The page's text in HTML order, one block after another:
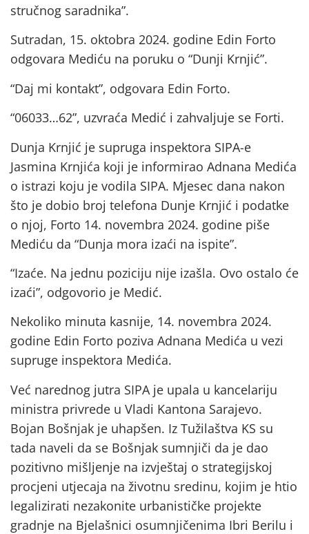
stručnog saradnika”.
Sutradan, 15. oktobra 2024. godine Edin Forto
odgovara Mediću na poruku o “Dunji Krnjić”.
“Daj mi kontakt”, odgovara Edin Forto.
“06033…62”, uzvraća Medić i zahvaljuje se Forti.
Dunja Krnjić je supruga inspektora SIPA-e
Jasmina Krnjića koji je informirao Adnana Medića
o istrazi koju je vodila SIPA. Mjesec dana nakon
što je dobio broj telefona Dunje Krnjić i podatke
o njoj, Forto 14. novembra 2024. godine piše
Mediću da “Dunja mora izaći na ispite”.
“Izaće. Na jednu poziciju nije izašla. Ovo ostalo će
izaći”, odgovorio je Medić.
Nekoliko minuta kasnije, 14. novembra 2024.
godine Edin Forto poziva Adnana Medića u vezi
supruge inspektora Medića.
Već narednog jutra SIPA je upala u kancelariju
ministra privrede u Vladi Kantona Sarajevo.
Bojan Bošnjak je uhapšen. Iz Tužilaštva KS su
tada naveli da se Bošnjak sumnjiči da je dao
pozitivno mišljenje na izvještaj o strategijskoj
procjeni utjecaja na životnu sredinu, kojim je htio
legalizirati nezakonite urbanističke projekte
gradnje na Bjelašnici osumnjičenima Ibri Berilu i